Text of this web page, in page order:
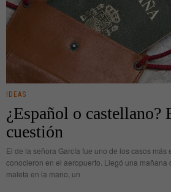
IDEAS
¿Español o castellano?
cuestión
El de la señora García fue uno de los casos más
conocieron en el aeropuerto. Llegó una mañana
maleta en la mano, un